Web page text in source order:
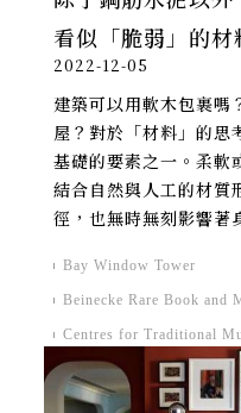
看似「脆弱」的材
2022-12-05
建築可以用軟木包裹嗎
屋？對於「材料」的思
基礎的要素之一。柔軟
結合自然與人工的材質
徑，也無時無刻影響著
性，在結構、空間與概
斷開拓出對於建築的新
Bay Window Tower
Beinecke Rare Book and
Centres for Traditional